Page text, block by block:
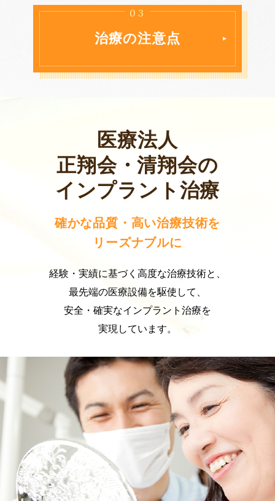
03
治療の注意点
医療法人
正翔会・清翔会の
インプラント治療
確かな品質・高い治療技術を
リーズナブルに
経験・実績に基づく高度な治療技術と、
最先端の医療設備を駆使して、
安全・確実なインプラント治療を
実現しています。